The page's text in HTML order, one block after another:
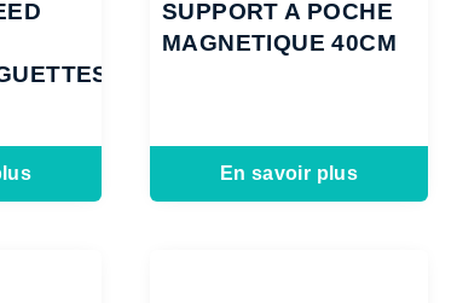
SUPPORT A POCHE
MAGNETIQUE 40CM
En savoir plus